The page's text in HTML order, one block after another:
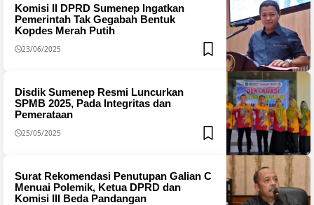
Komisi II DPRD Sumenep Ingatkan
Pemerintah Tak Gegabah Bentuk
Kopdes Merah Putih
23/06/2025
Disdik Sumenep Resmi Luncurkan
SPMB 2025, Pada Integritas dan
Pemerataan
25/05/2025
Surat Rekomendasi Penutupan Galian C
Menuai Polemik, Ketua DPRD dan
Komisi III Beda Pandangan